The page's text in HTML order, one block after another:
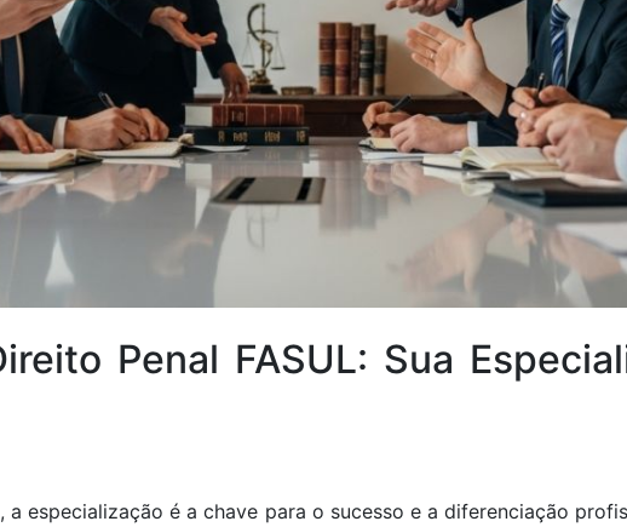
Penal FASUL: Sua
especialização é a chave para o sucesso e a diferenciação